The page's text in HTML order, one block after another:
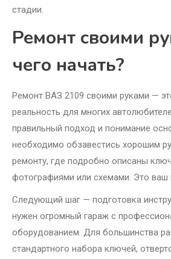
стадии.
Ремонт своими
чего начать?
Ремонт ВАЗ 2109 своими руками —
реальность для многих
правильный подход и понимание
необходимо обзавестись хорошим
ремонту, где подробно описаны
фотографиями или схемами. Это
Следующий шаг — подготовка
нужен огромный гараж с
оборудованием. Для большинства
стандартного набора ключей,